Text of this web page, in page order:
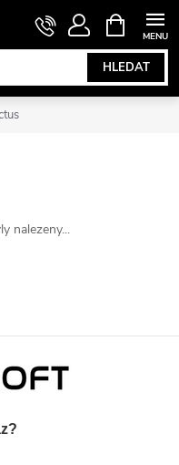
HLEDAT
NÁKUPNÍ
KOŠÍK
nalezeny...